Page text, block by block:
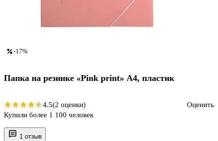
1 отзыв
-17%
Папка на резинке «Pink print» А4, пластик
4.5(2 оценки)
Оценить
Купили более 1 100 человек